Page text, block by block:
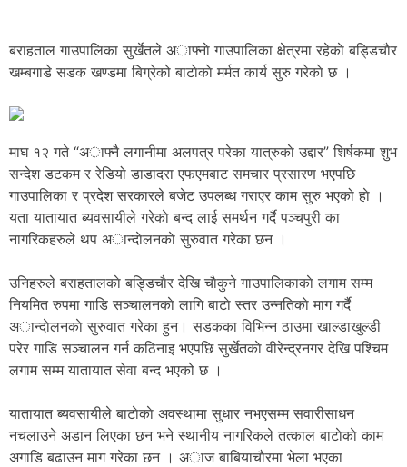
बराहताल गाउपालिका सुर्खेतले अाफ्नाे गाउपालिका क्षेत्रमा रहेकाे बड्डिचाैर
खम्बगाडे सडक खण्डमा बिग्रेको बाटाेकाे मर्मत कार्य सुरु गरेकाे छ ।
माघ १२ गते “अाफ्नै लगानीमा अलपत्र परेका यात्रुकाे उद्दार” शिर्षकमा शुभ
सन्देश डटकम र रेडियो डाडादरा एफएमबाट समचार प्रसारण भएपछि
गाउपालिका र प्रदेश सरकारले बजेट उपलब्ध गराएर काम सुरु भएको हाे ।
यता यातायात ब्यवसायीले गरेकाे बन्द लाई समर्थन गर्दै पञ्चपुरी का
नागरिकहरुले थप अान्दाेलनकाे सुरुवात गरेका छन ।
उनिहरुले बराहतालकाे बड्डिचाैर देखि चाैकुने गाउपालिकाकाे लगाम सम्म
नियमित रुपमा गाडि सञ्चालनकाे लागि बाटाे स्तर उन्नतिकाे माग गर्दै
अान्दाेलनकाे सुरुवात गरेका हुन। सडकका विभिन्न ठाउमा खाल्डाखुल्डी
परेर गाडि सञ्चालन गर्न कठिनाइ भएपछि सुर्खेतकाे वीरेन्द्रनगर देखि पश्चिम
लगाम सम्म यातायात सेवा बन्द भएको छ ।
यातायात ब्यवसायीले बाटाेकाे अवस्थामा सुधार नभएसम्म सवारीसाधन
नचलाउने अडान लिएका छन भने स्थानीय नागरिकले तत्काल बाटाेकाे काम
अगाडि बढाउन माग गरेका छन । अाज बाबियाचाैरमा भेला भएका